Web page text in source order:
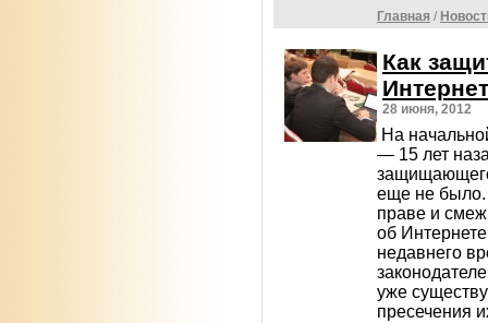
Главная /
Как
28 июня, 2012
На
— 15 лет
еще не было.
праве и
об
недавнего
уже
пресечения